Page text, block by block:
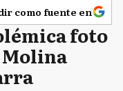
como fuente en
foto